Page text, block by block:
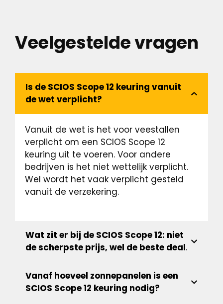
Veelgestelde vragen
Is de SCIOS Scope 12 keuring vanuit
de wet verplicht?
Vanuit de wet is het voor veestallen
verplicht om een SCIOS Scope 12
keuring uit te voeren. Voor andere
bedrijven is het niet wettelijk verplicht.
Wel wordt het vaak verplicht gesteld
vanuit de verzekering.
Wat zit er bij de SCIOS Scope 12: niet
de scherpste prijs, wel de beste deal.
Vanaf hoeveel zonnepanelen is een
SCIOS Scope 12 keuring nodig?